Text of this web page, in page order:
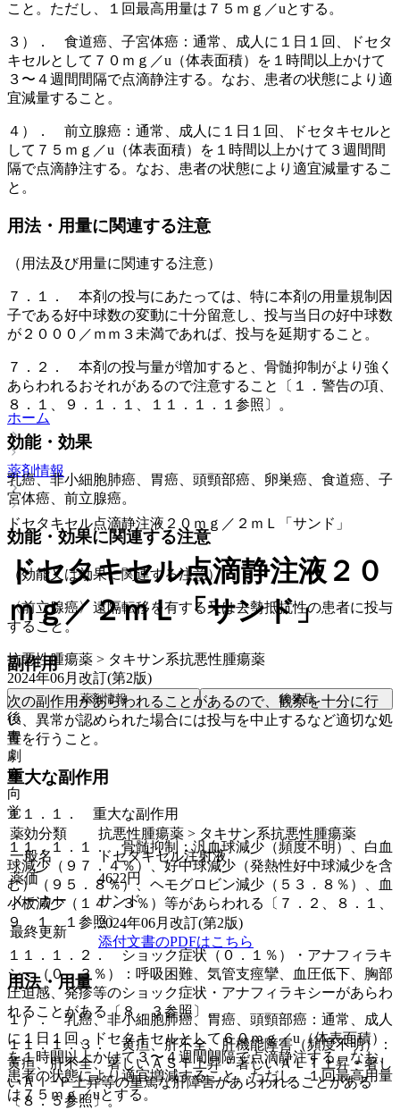
こと。ただし、１回最高用量は７５ｍｇ／uとする。
３）． 食道癌、子宮体癌：通常、成人に１日１回、ドセタ
キセルとして７０ｍｇ／u（体表面積）を１時間以上かけて
３〜４週間間隔で点滴静注する。なお、患者の状態により適
宜減量すること。
４）． 前立腺癌：通常、成人に１日１回、ドセタキセルと
して７５ｍｇ／u（体表面積）を１時間以上かけて３週間間
隔で点滴静注する。なお、患者の状態により適宜減量するこ
と。
用法・用量に関連する注意
（用法及び用量に関連する注意）
７．１． 本剤の投与にあたっては、特に本剤の用量規制因
子である好中球数の変動に十分留意し、投与当日の好中球数
が２０００／ｍｍ３未満であれば、投与を延期すること。
７．２． 本剤の投与量が増加すると、骨髄抑制がより強く
あらわれるおそれがあるので注意すること〔１．警告の項、
８．１、９．１．１、１１．１．１参照〕。
効能・効果
乳癌、非小細胞肺癌、胃癌、頭頸部癌、卵巣癌、食道癌、子
宮体癌、前立腺癌。
効能・効果に関連する注意
（効能又は効果に関連する注意）
〈前立腺癌〉遠隔転移を有する又は去勢抵抗性の患者に投与
すること。
副作用
次の副作用があらわれることがあるので、観察を十分に行
い、異常が認められた場合には投与を中止するなど適切な処
置を行うこと。
重大な副作用
１１．１． 重大な副作用
１１．１．１． 骨髄抑制：汎血球減少（頻度不明）、白血
球減少（９７．４％）、好中球減少（発熱性好中球減少を含
む）（９５．８％）、ヘモグロビン減少（５３．８％）、血
小板減少（１４．３％）等があらわれる〔７．２、８．１、
９．１．１参照〕。
１１．１．２． ショック症状（０．１％）・アナフィラキ
シー（０．３％）：呼吸困難、気管支痙攣、血圧低下、胸部
圧迫感、発疹等のショック症状・アナフィラキシーがあらわ
れることがある〔８．３参照〕。
１１．１．３． 黄疸、肝不全、肝機能障害（頻度不明）：
黄疸、肝不全、著しいＡＳＴ上昇・著しいＡＬＴ上昇・著し
いＡｌ−Ｐ上昇等の重篤な肝障害があらわれることがある
〔８．５参照〕。
ホーム
薬剤情報
ドセタキセル点滴静注液２０ｍｇ／２ｍＬ「サンド」
ドセタキセル点滴静注液２０
ｍｇ／２ｍＬ「サンド」
抗悪性腫瘍薬 > タキサン系抗悪性腫瘍薬
2024年06月改訂(第2版)
薬剤情報 後発品
後
毒
劇
麻
向
覚
薬効分類
抗悪性腫瘍薬 > タキサン系抗悪性腫瘍薬
一般名
ドセタキセル注射液
薬価
4622円
メーカー
サンド
最終更新
2024年06月改訂(第2版)
添付文書のPDFはこちら
用法・用量
１）． 乳癌、非小細胞肺癌、胃癌、頭頸部癌：通常、成人
に１日１回、ドセタキセルとして６０ｍｇ／u（体表面積）
を１時間以上かけて３〜４週間間隔で点滴静注する。なお、
患者の状態により適宜増減すること。ただし、１回最高用量
は７５ｍｇ／uとする。